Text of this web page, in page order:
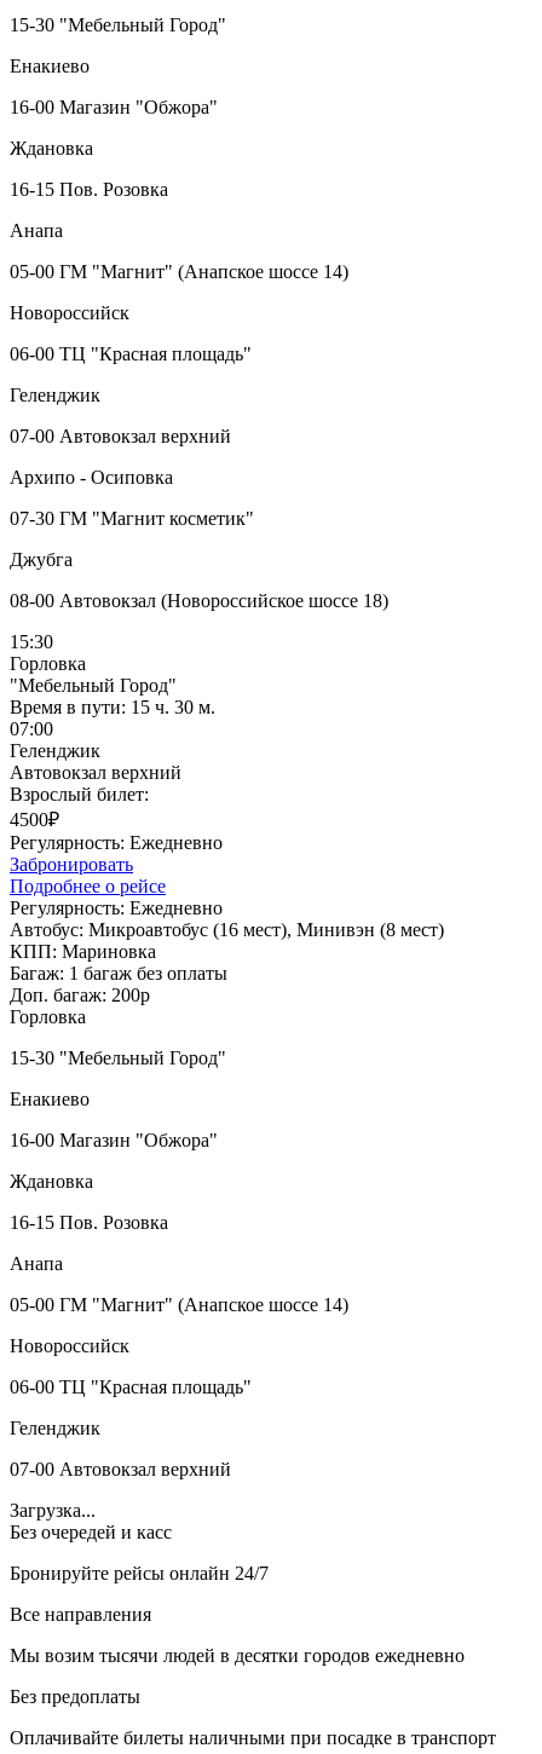
15-30 "Мебельный Город"
Енакиево
16-00 Магазин "Обжора"
Ждановка
16-15 Пов. Розовка
Анапа
05-00 ГМ "Магнит" (Анапское шоссе 14)
Новороссийск
06-00 ТЦ "Красная площадь"
Геленджик
07-00 Автовокзал верхний
Архипо - Осиповка
07-30 ГМ "Магнит косметик"
Джубга
08-00 Автовокзал (Новороссийское шоссе 18)
15:30
Горловка
"Мебельный Город"
Время в пути: 15 ч. 30 м.
07:00
Геленджик
Автовокзал верхний
Взрослый билет:
4500₽
Регулярность: Ежедневно
Забронировать
Подробнее о рейсе
Регулярность: Ежедневно
Автобус: Микроавтобус (16 мест), Минивэн (8 мест)
КПП: Мариновка
Багаж: 1 багаж без оплаты
Доп. багаж: 200р
Горловка
15-30 "Мебельный Город"
Енакиево
16-00 Магазин "Обжора"
Ждановка
16-15 Пов. Розовка
Анапа
05-00 ГМ "Магнит" (Анапское шоссе 14)
Новороссийск
06-00 ТЦ "Красная площадь"
Геленджик
07-00 Автовокзал верхний
Загрузка...
Без очередей и касс
Бронируйте рейсы онлайн 24/7
Все направления
Мы возим тысячи людей в десятки городов ежедневно
Без предоплаты
Оплачивайте билеты наличными при посадке в транспорт